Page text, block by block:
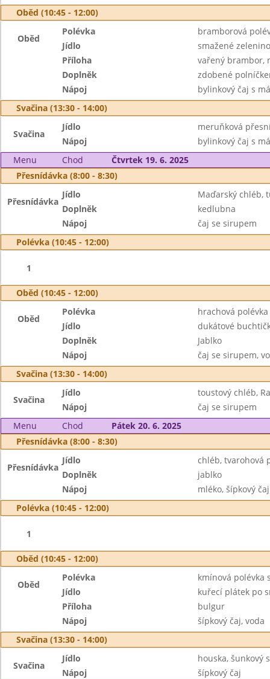
Oběd (10:45 - 12:00)
Oběd
Polévka
bramborová
Jídlo
smažené
Příloha
vařený brambor,
Doplněk
zdobené
Nápoj
bylinkový čaj s
Svačina (13:30 - 14:00)
Svačina
Jídlo
meruňková
Nápoj
bylinkový čaj s
Menu
Chod
Čtvrtek 19. 6. 2025
Přesnídávka (8:00 - 8:30)
Přesnídávka
Jídlo
Maďarský chléb,
Doplněk
kedlubna
Nápoj
čaj se sirupem
Polévka (10:45 - 12:00)
1
Oběd (10:45 - 12:00)
Oběd
Polévka
hrachová polévka
Jídlo
dukátové
Doplněk
Jablko
Nápoj
čaj se sirupem,
Svačina (13:30 - 14:00)
Svačina
Jídlo
toustový chléb,
Nápoj
čaj se sirupem
Menu
Chod
Pátek 20. 6. 2025
Přesnídávka (8:00 - 8:30)
Přesnídávka
Jídlo
chléb, tvarohová
Doplněk
jablko
Nápoj
mléko, šípkový čaj
Polévka (10:45 - 12:00)
1
Oběd (10:45 - 12:00)
Oběd
Polévka
kmínová polévka
Jídlo
kuřecí plátek po
Příloha
bulgur
Nápoj
šípkový čaj, voda
Svačina (13:30 - 14:00)
Svačina
Jídlo
houska, šunkový
Nápoj
šípkový čaj